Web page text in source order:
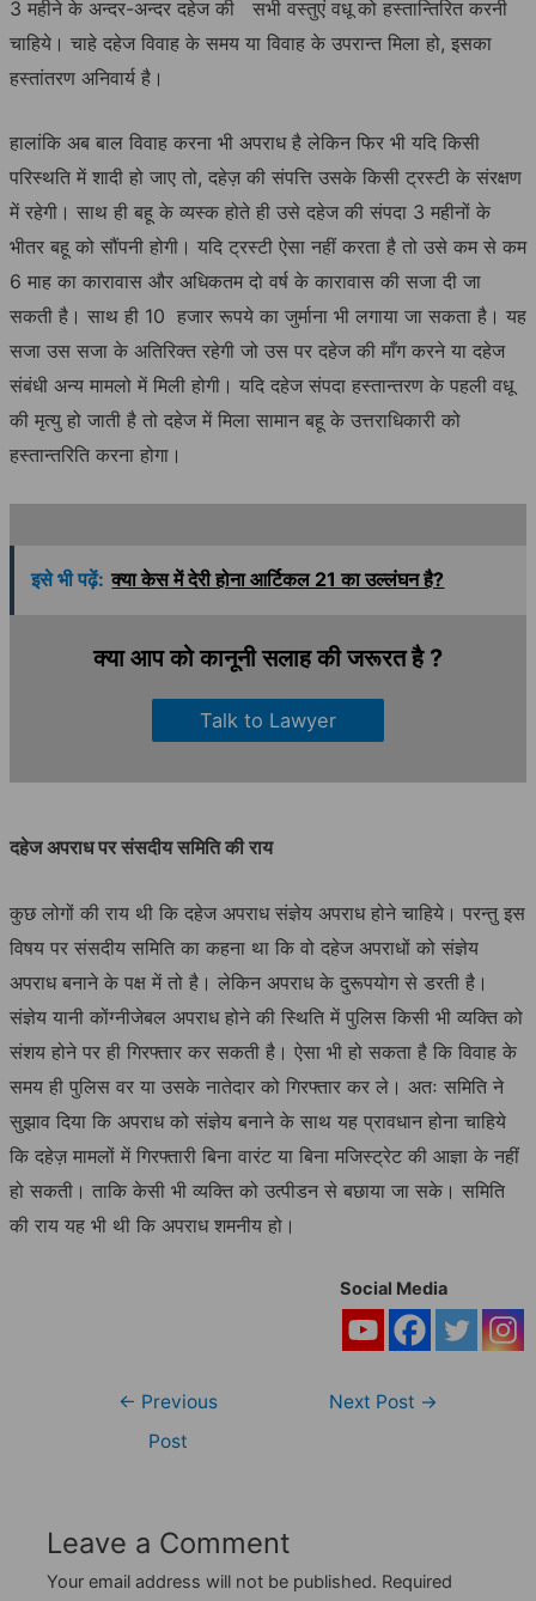
3 महीने के अन्दर-अन्दर दहेज की सभी वस्तुएं वधू को हस्तान्तिरित करनी
चाहिये। चाहे दहेज विवाह के समय या विवाह के उपरान्त मिला हो, इसका
हस्तांतरण अनिवार्य है।
हालांकि अब बाल विवाह करना भी अपराध है लेकिन फिर भी यदि किसी
परिस्थति में शादी हो जाए तो, दहेज़ की संपत्ति उसके किसी ट्रस्टी के संरक्षण
में रहेगी। साथ ही बहू के व्यस्क होते ही उसे दहेज की संपदा 3 महीनों के
भीतर बहू को सौंपनी होगी। यदि ट्रस्टी ऐसा नहीं करता है तो उसे कम से कम
6 माह का कारावास और अधिकतम दो वर्ष के कारावास की सजा दी जा
सकती है। साथ ही 10 हजार रूपये का जुर्माना भी लगाया जा सकता है। यह
सजा उस सजा के अतिरिक्त रहेगी जो उस पर दहेज की माँग करने या दहेज
संबंधी अन्य मामलो में मिली होगी। यदि दहेज संपदा हस्तान्तरण के पहली वधू
की मृत्यु हो जाती है तो दहेज में मिला सामान बहू के उत्तराधिकारी को
हस्तान्तरिति करना होगा।
इसे भी पढ़ें: क्या केस में देरी होना आर्टिकल 21 का उल्लंघन है?
क्या आप को कानूनी सलाह की जरूरत है ?
Talk to Lawyer
दहेज अपराध पर संसदीय समिति की राय
कुछ लोगों की राय थी कि दहेज अपराध संज्ञेय अपराध होने चाहिये। परन्तु इस
विषय पर संसदीय समिति का कहना था कि वो दहेज अपराधों को संज्ञेय
अपराध बनाने के पक्ष में तो है। लेकिन अपराध के दुरूपयोग से डरती है।
संज्ञेय यानी कोंग्नीजेबल अपराध होने की स्थिति में पुलिस किसी भी व्यक्ति को
संशय होने पर ही गिरफ्तार कर सकती है। ऐसा भी हो सकता है कि विवाह के
समय ही पुलिस वर या उसके नातेदार को गिरफ्तार कर ले। अतः समिति ने
सुझाव दिया कि अपराध को संज्ञेय बनाने के साथ यह प्रावधान होना चाहिये
कि दहेज़ मामलों में गिरफ्तारी बिना वारंट या बिना मजिस्ट्रेट की आज्ञा के नहीं
हो सकती। ताकि केसी भी व्यक्ति को उत्पीडन से बछाया जा सके। समिति
की राय यह भी थी कि अपराध शमनीय हो।
Social Media
Post
navigation
← Previous
Post
Next Post →
Leave a Comment
Your email address will not be published. Required